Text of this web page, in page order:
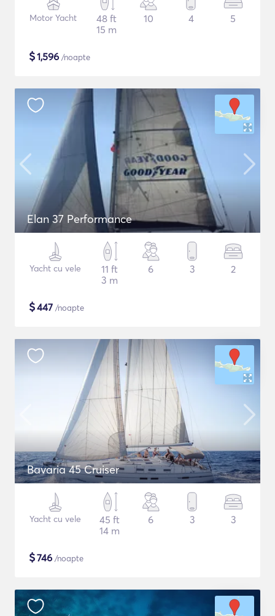
Motor Yacht
48 ft
15 m
10 4 5
$1,596 /noapte
Elan 37 Performance
Yacht cu vele
11 ft
3 m
6 3 2
$447 /noapte
Bavaria 45 Cruiser
Yacht cu vele
45 ft
14 m
6 3 3
$746 /noapte